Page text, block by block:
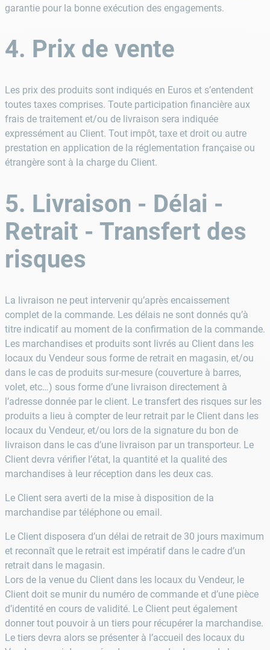
garantie pour la bonne exécution des engagements.
4. Prix de vente
Les prix des produits sont indiqués en Euros et s’entendent
toutes taxes comprises. Toute participation financière aux
frais de traitement et/ou de livraison sera indiquée
expressément au Client. Tout impôt, taxe et droit ou autre
prestation en application de la réglementation française ou
étrangère sont à la charge du Client.
5. Livraison - Délai -
Retrait - Transfert des
risques
La livraison ne peut intervenir qu’après encaissement
complet de la commande. Les délais ne sont donnés qu’à
titre indicatif au moment de la confirmation de la commande.
Les marchandises et produits sont livrés au Client dans les
locaux du Vendeur sous forme de retrait en magasin, et/ou
dans le cas de produits sur-mesure (couverture à barres,
volet, etc…) sous forme d’une livraison directement à
l’adresse donnée par le client. Le transfert des risques sur les
produits a lieu à compter de leur retrait par le Client dans les
locaux du Vendeur, et/ou lors de la signature du bon de
livraison dans le cas d’une livraison par un transporteur. Le
Client devra vérifier l’état, la quantité et la qualité des
marchandises à leur réception dans les deux cas.
Le Client sera averti de la mise à disposition de la
marchandise par téléphone ou email.
Le Client disposera d’un délai de retrait de 30 jours maximum
et reconnaît que le retrait est impératif dans le cadre d’un
retrait dans le magasin.
Lors de la venue du Client dans les locaux du Vendeur, le
Client doit se munir du numéro de commande et d’une pièce
d’identité en cours de validité. Le Client peut également
donner tout pouvoir à un tiers pour récupérer la marchandise.
Le tiers devra alors se présenter à l’accueil des locaux du